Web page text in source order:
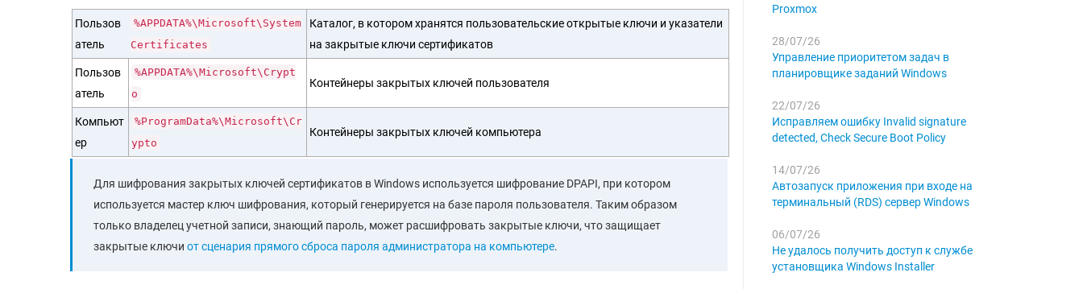
Пользов
атель
%APPDATA%\Microsoft\System
Certificates
Каталог, в котором хранятся пользовательские открытые ключи и указатели
на закрытые ключи сертификатов
Пользов
атель
%APPDATA%\Microsoft\Crypt
o
Контейнеры закрытых ключей пользователя
Компьют
ер
%ProgramData%\Microsoft\Cr
ypto
Контейнеры закрытых ключей компьютера
Для шифрования закрытых ключей сертификатов в Windows используется шифрование DPAPI, при котором
используется мастер ключ шифрования, который генерируется на базе пароля пользователя. Таким образом
только владелец учетной записи, знающий пароль, может расшифровать закрытые ключи, что защищает
закрытые ключи от сценария прямого сброса пароля администратора на компьютере.
Proxmox
28/07/26
Управление приоритетом задач в
планировщике заданий Windows
22/07/26
Исправляем ошибку Invalid signature
detected, Check Secure Boot Policy
14/07/26
Автозапуск приложения при входе на
терминальный (RDS) сервер Windows
06/07/26
Не удалось получить доступ к службе
установщика Windows Installer